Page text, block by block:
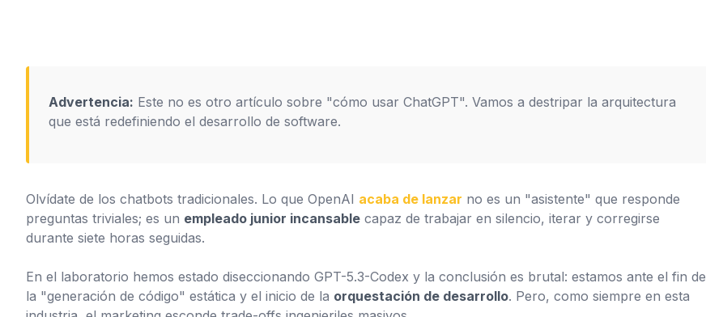
Advertencia: Este no es otro artículo sobre "cómo usar ChatGPT". Vamos a destripar la arquitectura
que está redefiniendo el desarrollo de software.
Olvídate de los chatbots tradicionales. Lo que OpenAI acaba de lanzar no es un "asistente" que responde
preguntas triviales; es un empleado junior incansable capaz de trabajar en silencio, iterar y corregirse
durante siete horas seguidas.
En el laboratorio hemos estado diseccionando GPT-5.3-Codex y la conclusión es brutal: estamos ante el fin de
la "generación de código" estática y el inicio de la orquestación de desarrollo. Pero, como siempre en esta